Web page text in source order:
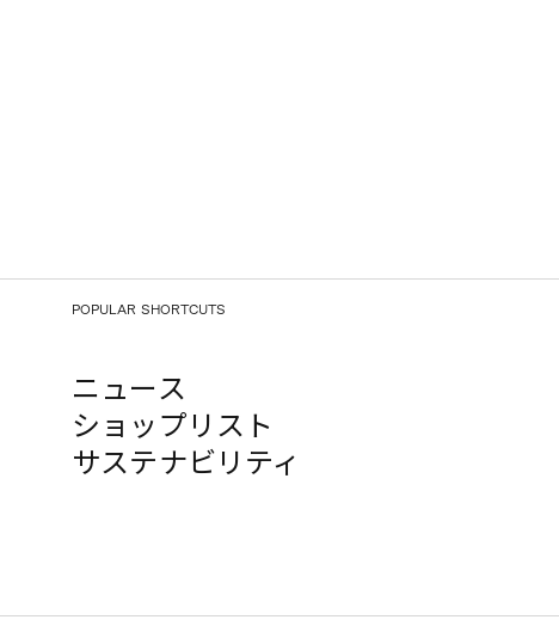
POPULAR SHORTCUTS
ニュース
ショップリスト
サステナビリティ